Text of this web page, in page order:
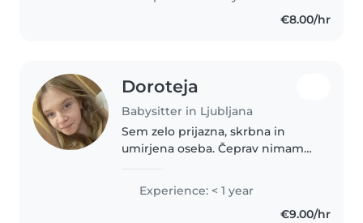
radovednost – lastnosti, ki jih z
veseljem prenašam tudi v delo z
€8.00/hr
Doroteja
Babysitter in Ljubljana
Sem zelo prijazna, skrbna in
umirjena oseba. Čeprav nimam
otrok, sem pripravljena to nalogo
opraviti z vso predanostjo. Imam
Experience: < 1 year
€9.00/hr